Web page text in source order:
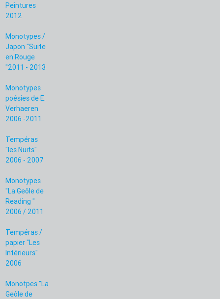
Peintures
2012
Monotypes /
Japon "Suite
en Rouge
"2011 - 2013
Monotypes
poésies de E.
Verhaeren
2006 -2011
Tempéras
"les Nuits"
2006 - 2007
Monotypes
"La Geôle de
Reading "
2006 / 2011
Tempéras /
papier "Les
Intérieurs"
2006
Monotpes "La
Geôle de